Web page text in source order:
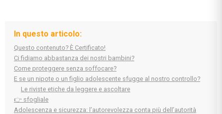
In questo articolo:
Questo contenuto? È Certificato!
Ci fidiamo abbastanza dei nostri bambini?
Come proteggere senza soffocare?
E se un nipote o un figlio adolescente sfugge al nostro controllo?
Le riviste etiche da leggere e ascoltare
👉 sfogliale
Adolescenza e sicurezza: l’autorevolezza conta più dell’autorità